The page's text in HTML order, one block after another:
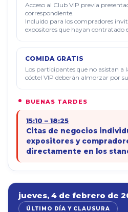
Acceso al Club VIP previa presentación de la pulsera
correspondiente.
Incluido para los compradores
expositores que hayan contratado
COMIDA GRATIS
Los participantes que no asistan a la comida de negocios ni al
cóctel VIP deberán almorzar por
BUENAS TARDES
15:10 – 18:25
Citas de negocios
expositores y
directamente en los
jueves, 4 de febrero de
ÚLTIMO DÍA Y CLAUSURA